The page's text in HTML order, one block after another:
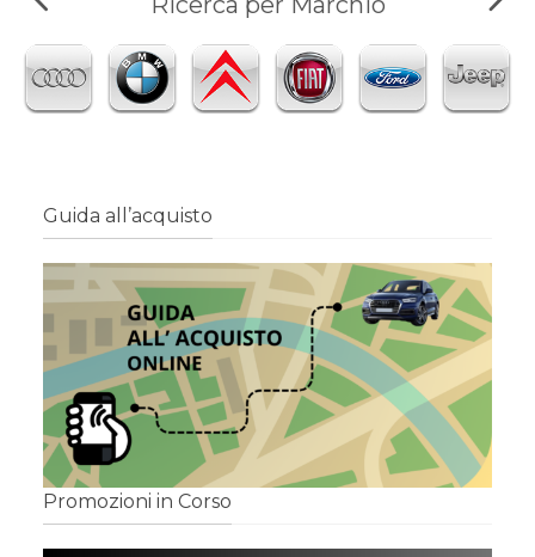
Guida all’acquisto
Promozioni in Corso